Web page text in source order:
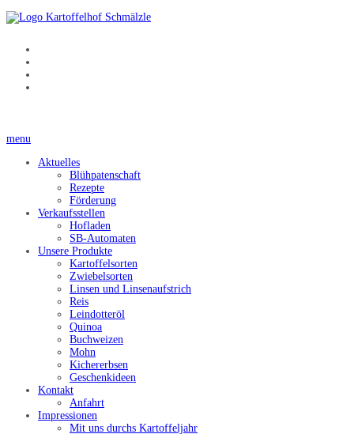
menu
Aktuelles
Blühpatenschaft
Rezepte
Förderung
Verkaufsstellen
Hofladen
SB-Automaten
Unsere Produkte
Kartoffelsorten
Zwiebelsorten
Linsen und Linsenaufstrich
Reis
Leindotteröl
Quinoa
Buchweizen
Mohn
Kichererbsen
Geschenkideen
Kontakt
Anfahrt
Impressionen
Mit uns durchs Kartoffeljahr